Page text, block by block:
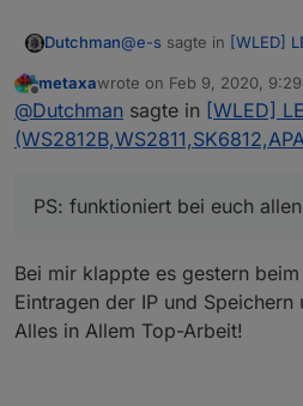
Dutchman@e-s sagte in [WLED]
@Dutchman
Genau, meinte die
Baue ich heute mittag
PS: funktioniert bei
Ich werde noch
Klappt
Offline
metaxawrote on Feb 9, 2020,
last edited by
@Dutchman sagte in [WLED]
PS: funktioniert bei euch
Bei mir klappte es gestern
Eintragen der IP und Speichern
Alles in Allem Top-Arbeit!